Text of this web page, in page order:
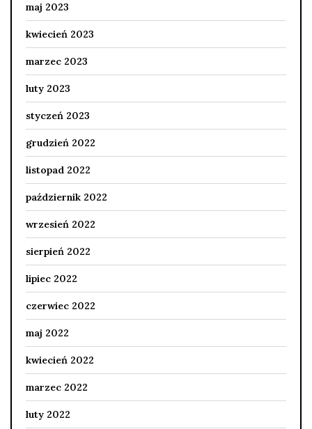
maj 2023
kwiecień 2023
marzec 2023
luty 2023
styczeń 2023
grudzień 2022
listopad 2022
październik 2022
wrzesień 2022
sierpień 2022
lipiec 2022
czerwiec 2022
maj 2022
kwiecień 2022
marzec 2022
luty 2022